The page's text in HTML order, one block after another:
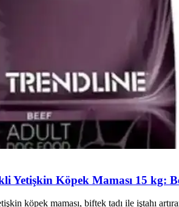
Yetişkin Köpek Maması 15 kg:
köpek maması, biftek tadı ile iştahı